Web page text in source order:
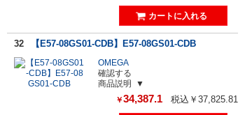
32 【E57-08GS01-CDB】E57-08GS01-CDB
OMEGA
確認する
商品説明
￥34,387.1 税込￥37,825.81